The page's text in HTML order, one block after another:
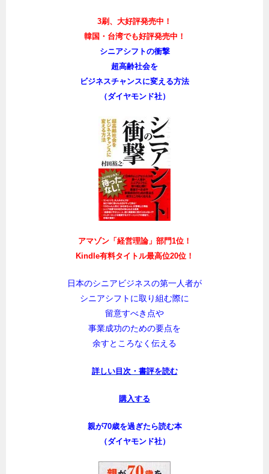
3刷、大好評発売中！
韓国・台湾でも好評発売中！
シニアシフトの衝撃
超高齢社会を
ビジネスチャンスに変える方法
（ダイヤモンド社）
アマゾン「経営理論」部門1位！
Kindle有料タイトル最高位20位！
日本のシニアビジネスの第一人者が
シニアシフトに取り組む際に
留意すべき点や
事業成功のための要点を
余すところなく伝える
詳しい目次・書評を読む
購入する
親が70歳を過ぎたら読む本
（ダイヤモンド社）